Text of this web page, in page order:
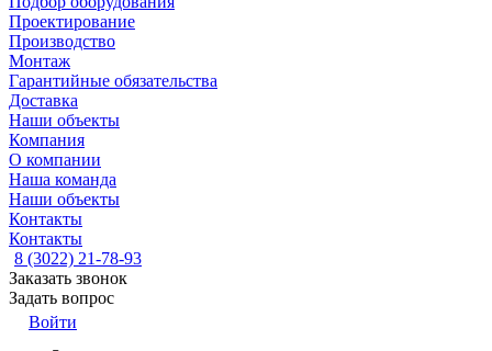
Проектирование
Производство
Монтаж
Гарантийные обязательства
Доставка
Наши объекты
Компания
О компании
Наша команда
Наши объекты
Контакты
Контакты
8 (3022) 21-78-93
Заказать звонок
Задать вопрос
Войти